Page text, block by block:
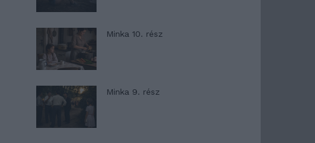
Minka 10. rész
Minka 9. rész